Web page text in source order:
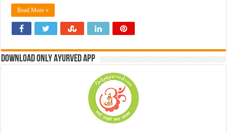
Read More »
Download Only Ayurved App